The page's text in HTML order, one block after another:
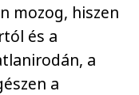
mozog, hiszen
és a
a
a